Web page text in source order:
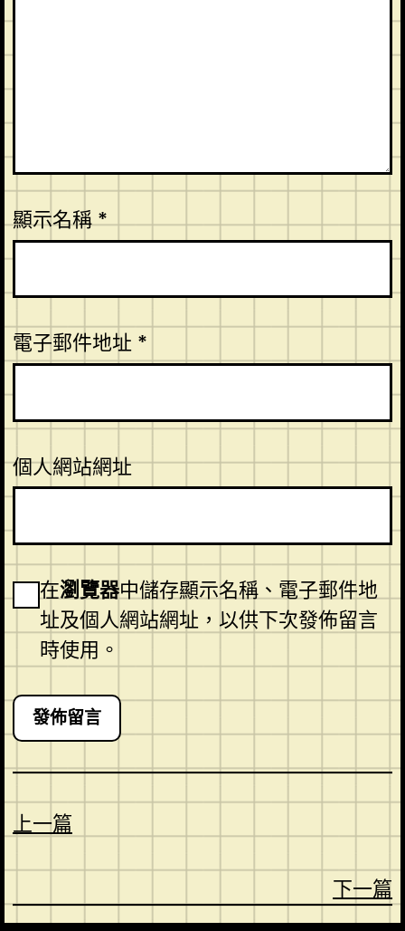
顯示名稱*
電子郵件地址 *
個人網站網址
在瀏覽器中儲存顯示名稱、電子郵件地
址及個人網站網址，以供下次發佈留言
時使用。
上一篇
下一篇